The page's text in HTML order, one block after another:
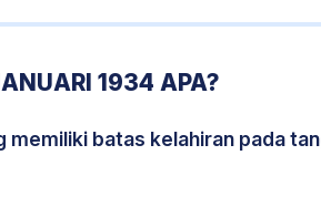
1934 APA?
memiliki batas kelahiran pada